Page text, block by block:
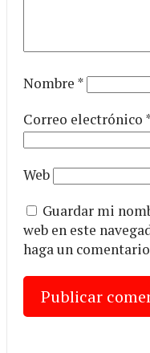
Nombre *
Correo electrónico
Web
Guardar mi
web en este
haga un